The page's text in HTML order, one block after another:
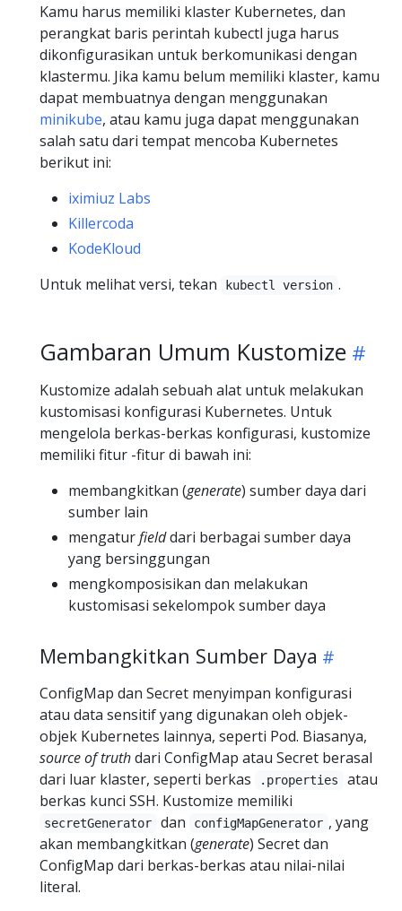
Kamu harus memiliki klaster Kubernetes, dan
perangkat baris perintah kubectl juga harus
dikonfigurasikan untuk berkomunikasi dengan
klastermu. Jika kamu belum memiliki klaster, kamu
dapat membuatnya dengan menggunakan
minikube, atau kamu juga dapat menggunakan
salah satu dari tempat mencoba Kubernetes
berikut ini:
iximiuz Labs
Killercoda
KodeKloud
Untuk melihat versi, tekan
kubectl version .
Gambaran Umum Kustomize
Kustomize adalah sebuah alat untuk melakukan
kustomisasi konfigurasi Kubernetes. Untuk
mengelola berkas-berkas konfigurasi, kustomize
memiliki fitur -fitur di bawah ini:
membangkitkan (generate) sumber daya dari
sumber lain
mengaturfielddari berbagai sumber daya
yang bersinggungan
mengkomposisikan dan melakukan
kustomisasi sekelompok sumber daya
Membangkitkan Sumber Daya
ConfigMap dan Secret menyimpan konfigurasi
atau data sensitif yang digunakan oleh objek-
objek Kubernetes lainnya, seperti Pod. Biasanya,
source of truthdari ConfigMap atau Secret berasal
dari luar klaster, seperti berkas
.properties
atau
berkas kunci SSH. Kustomize memiliki
secretGenerator dan configMapGenerator , yang
akan membangkitkan (generate) Secret dan
ConfigMap dari berkas-berkas atau nilai-nilai
literal.